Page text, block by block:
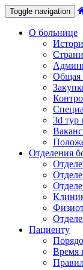
Toggle navigation
О больнице
Общая
3d тур
Отделения
Пациенту
Время